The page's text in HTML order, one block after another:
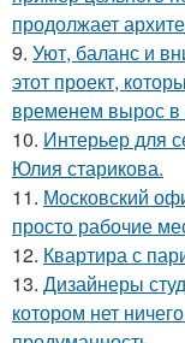
продолжает
9. Уют, баланс и
этот проект,
временем вырос
10. Интерьер для
Юлия старикова.
11. Московский
просто рабочие
12. Квартира с
13. Дизайнеры
котором нет